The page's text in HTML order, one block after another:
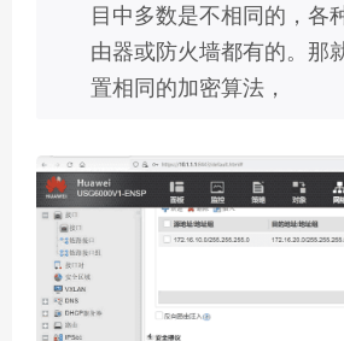
目中多数是不相同的，各
由器或防火墙都有的。那
置相同的加密算法，